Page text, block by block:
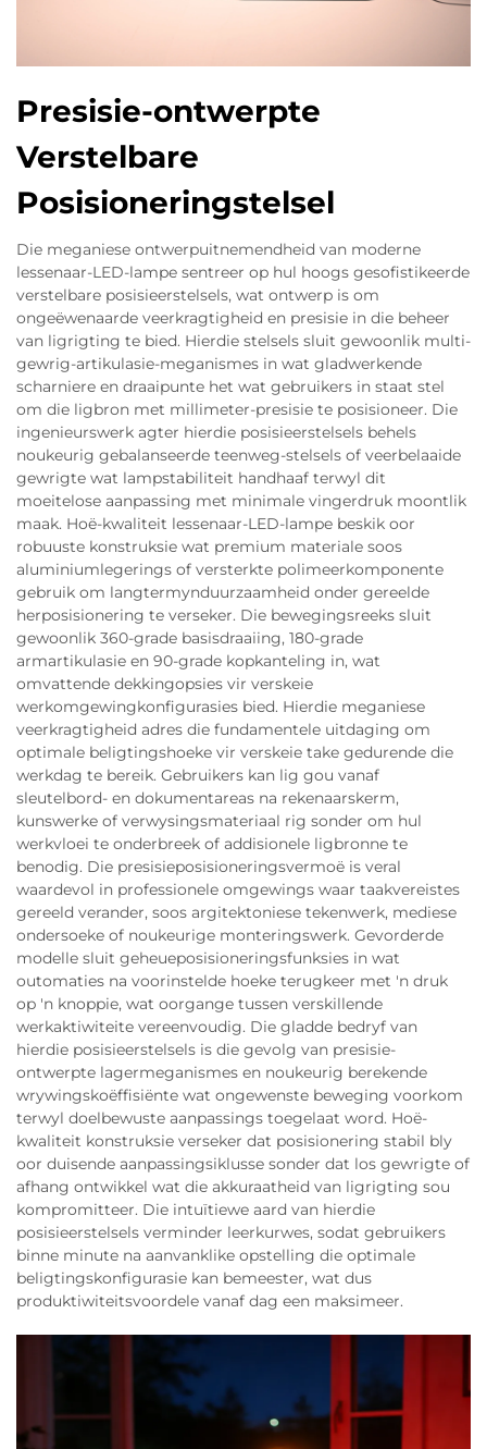
Presisie-ontwerpte
Verstelbare
Posisioneringstelsel
Die meganiese ontwerpuitnemendheid van moderne
lessenaar-LED-lampe sentreer op hul hoogs gesofistikeerde
verstelbare posisieerstelsels, wat ontwerp is om
ongeëwenaarde veerkragtigheid en presisie in die beheer
van ligrigting te bied. Hierdie stelsels sluit gewoonlik multi-
gewrig-artikulasie-meganismes in wat gladwerkende
scharniere en draaipunte het wat gebruikers in staat stel
om die ligbron met millimeter-presisie te posisioneer. Die
ingenieurswerk agter hierdie posisieerstelsels behels
noukeurig gebalanseerde teenweg-stelsels of veerbelaaide
gewrigte wat lampstabiliteit handhaaf terwyl dit
moeitelose aanpassing met minimale vingerdruk moontlik
maak. Hoë-kwaliteit lessenaar-LED-lampe beskik oor
robuuste konstruksie wat premium materiale soos
aluminiumlegerings of versterkte polimeerkomponente
gebruik om langtermynduurzaamheid onder gereelde
herposisionering te verseker. Die bewegingsreeks sluit
gewoonlik 360-grade basisdraaiing, 180-grade
armartikulasie en 90-grade kopkanteling in, wat
omvattende dekkingopsies vir verskeie
werkomgewingkonfigurasies bied. Hierdie meganiese
veerkragtigheid adres die fundamentele uitdaging om
optimale beligtingshoeke vir verskeie take gedurende die
werkdag te bereik. Gebruikers kan lig gou vanaf
sleutelbord- en dokumentareas na rekenaarskerm,
kunswerke of verwysingsmateriaal rig sonder om hul
werkvloei te onderbreek of addisionele ligbronne te
benodig. Die presisieposisioneringsvermoë is veral
waardevol in professionele omgewings waar taakvereistes
gereeld verander, soos argitektoniese tekenwerk, mediese
ondersoeke of noukeurige monteringswerk. Gevorderde
modelle sluit geheueposisioneringsfunksies in wat
outomaties na voorinstelde hoeke terugkeer met 'n druk
op 'n knoppie, wat oorgange tussen verskillende
werkaktiwiteite vereenvoudig. Die gladde bedryf van
hierdie posisieerstelsels is die gevolg van presisie-
ontwerpte lagermeganismes en noukeurig berekende
wrywingskoëffisiënte wat ongewenste beweging voorkom
terwyl doelbewuste aanpassings toegelaat word. Hoë-
kwaliteit konstruksie verseker dat posisionering stabil bly
oor duisende aanpassingsiklusse sonder dat los gewrigte of
afhang ontwikkel wat die akkuraatheid van ligrigting sou
kompromitteer. Die intuïtiewe aard van hierdie
posisieerstelsels verminder leerkurwes, sodat gebruikers
binne minute na aanvanklike opstelling die optimale
beligtingskonfigurasie kan bemeester, wat dus
produktiwiteitsvoordele vanaf dag een maksimeer.